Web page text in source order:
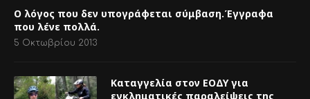
Καταγγελία στον ΕΟΔΥ για
εγκληματικές παραλείψεις της
5 Απριλίου 2021